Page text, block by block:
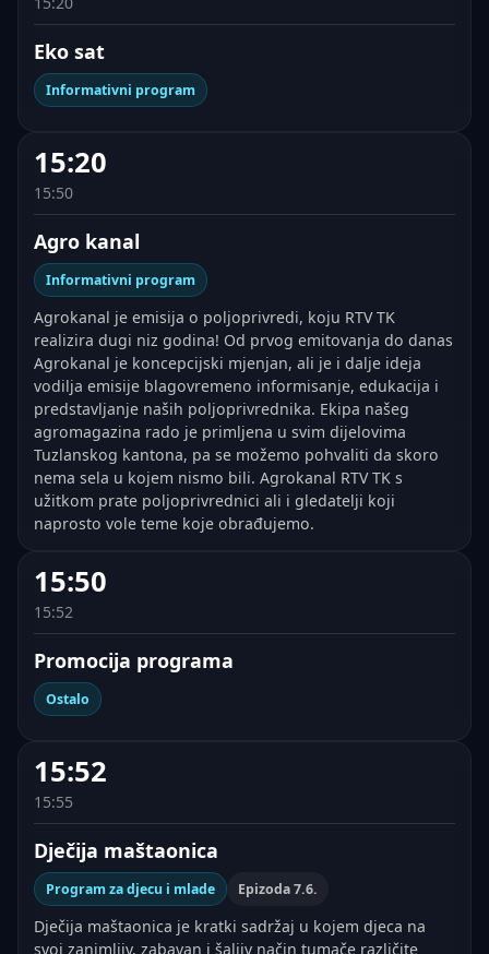
Eko sat
Informativni program
15:20
15:50
Agro kanal
Informativni program
Agrokanal je emisija o poljoprivredi, koju RTV TK
realizira dugi niz godina! Od prvog emitovanja do danas
Agrokanal je koncepcijski mjenjan, ali je i dalje ideja
vodilja emisije blagovremeno informisanje, edukacija i
predstavljanje naših poljoprivrednika. Ekipa našeg
agromagazina rado je primljena u svim dijelovima
Tuzlanskog kantona, pa se možemo pohvaliti da skoro
nema sela u kojem nismo bili. Agrokanal RTV TK s
užitkom prate poljoprivrednici ali i gledatelji koji
naprosto vole teme koje obrađujemo.
15:50
15:52
Promocija programa
Ostalo
15:52
15:55
Dječija maštaonica
Program za djecu i mlade Epizoda 7.6.
Dječija maštaonica je kratki sadržaj u kojem djeca na
svoj zanimljiv, zabavan i šaljiv način tumače različite